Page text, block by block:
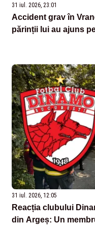
31 iul. 2026, 23:01
Accident grav în
părinții lui au ajuns
31 iul. 2026, 12:05
Reacția clubului
din Argeș: Un